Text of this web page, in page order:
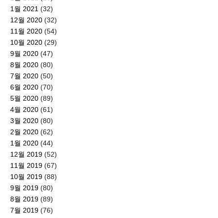
1월 2021 (32)
12월 2020 (32)
11월 2020 (54)
10월 2020 (29)
9월 2020 (47)
8월 2020 (80)
7월 2020 (50)
6월 2020 (70)
5월 2020 (89)
4월 2020 (61)
3월 2020 (80)
2월 2020 (62)
1월 2020 (44)
12월 2019 (52)
11월 2019 (67)
10월 2019 (88)
9월 2019 (80)
8월 2019 (89)
7월 2019 (76)